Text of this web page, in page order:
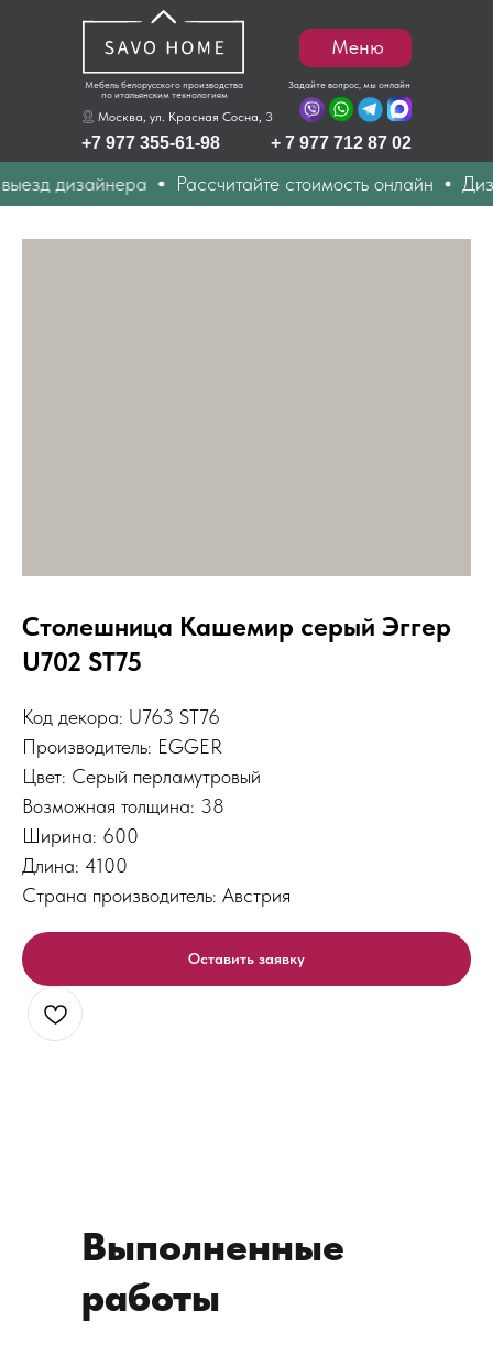
Мебель белорусского производства
по итальянским технологиям
+7 977 355-61-98
Задайте вопрос, мы онлайн
Москва, ул. Красная Сосна, 3
+ 7 977 712 87 02
Меню
Рассчитайте стоимость онлайн Дизайн
Столешница Кашемир серый Эггер
U702 ST75
Код декора: U763 ST76
Производитель: EGGER
Цвет: Серый перламутровый
Возможная толщина: 38
Ширина: 600
Длина: 4100
Страна производитель: Австрия
Оставить заявку
Выполненные
работы